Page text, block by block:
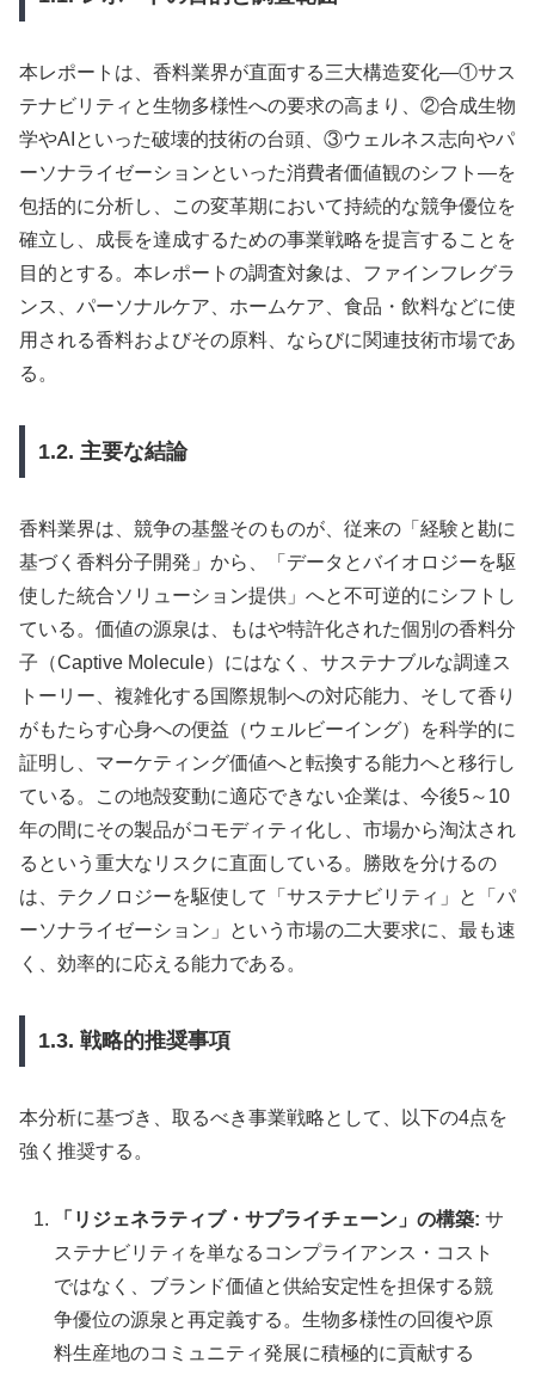
本レポートは、香料業界が直面する三大構造変化—①サス
テナビリティと生物多様性への要求の高まり、②合成生物
学やAIといった破壊的技術の台頭、③ウェルネス志向やパ
ーソナライゼーションといった消費者価値観のシフト—を
包括的に分析し、この変革期において持続的な競争優位を
確立し、成長を達成するための事業戦略を提言することを
目的とする。本レポートの調査対象は、ファインフレグラ
ンス、パーソナルケア、ホームケア、食品・飲料などに使
用される香料およびその原料、ならびに関連技術市場であ
る。
1.2. 主要な結論
香料業界は、競争の基盤そのものが、従来の「経験と勘に
基づく香料分子開発」から、「データとバイオロジーを駆
使した統合ソリューション提供」へと不可逆的にシフトし
ている。価値の源泉は、もはや特許化された個別の香料分
子（Captive Molecule）にはなく、サステナブルな調達ス
トーリー、複雑化する国際規制への対応能力、そして香り
がもたらす心身への便益（ウェルビーイング）を科学的に
証明し、マーケティング価値へと転換する能力へと移行し
ている。この地殻変動に適応できない企業は、今後5～10
年の間にその製品がコモディティ化し、市場から淘汰され
るという重大なリスクに直面している。勝敗を分けるの
は、テクノロジーを駆使して「サステナビリティ」と「パ
ーソナライゼーション」という市場の二大要求に、最も速
く、効率的に応える能力である。
1.3. 戦略的推奨事項
本分析に基づき、取るべき事業戦略として、以下の4点を
強く推奨する。
「リジェネラティブ・サプライチェーン」の構築: サ
ステナビリティを単なるコンプライアンス・コスト
ではなく、ブランド価値と供給安定性を担保する競
争優位の源泉と再定義する。生物多様性の回復や原
料生産地のコミュニティ発展に積極的に貢献する